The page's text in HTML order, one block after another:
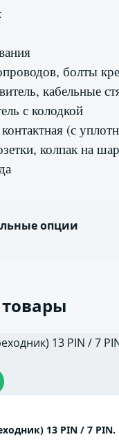
болты
кабельные
с колодкой
(с
колпак на
опции
13 PIN / 7 PIN.